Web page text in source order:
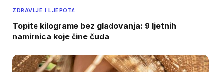
ZDRAVLJE I LJEPOTA
Topite kilograme bez gladovanja: 9 ljetnih
namirnica koje čine čuda